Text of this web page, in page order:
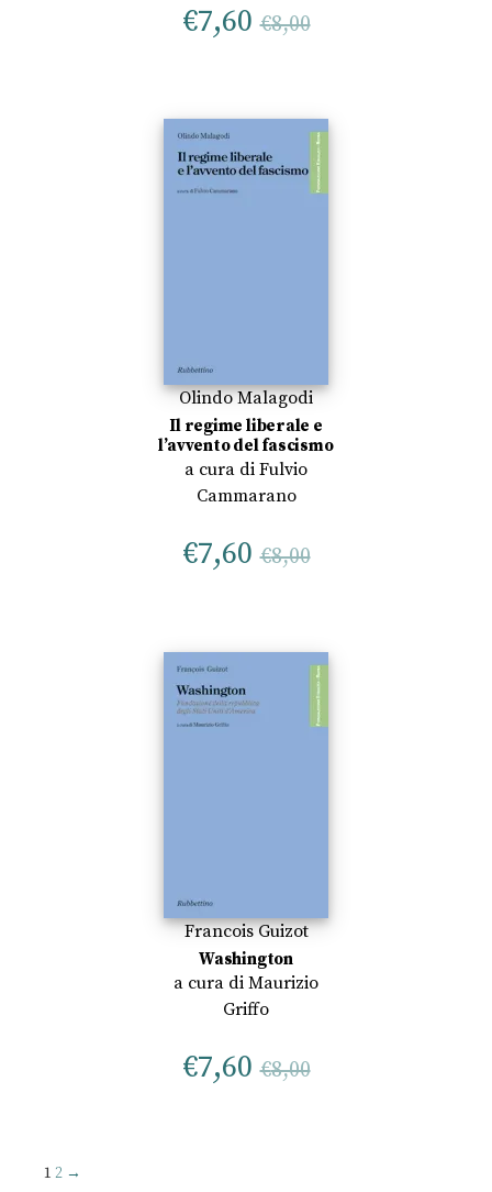
€7,60 €8,00
Olindo Malagodi
Il regime liberale e
l’avvento del fascismo
a cura di Fulvio
Cammarano
€7,60 €8,00
Francois Guizot
Washington
a cura di Maurizio
Griffo
€7,60 €8,00
1 2 →